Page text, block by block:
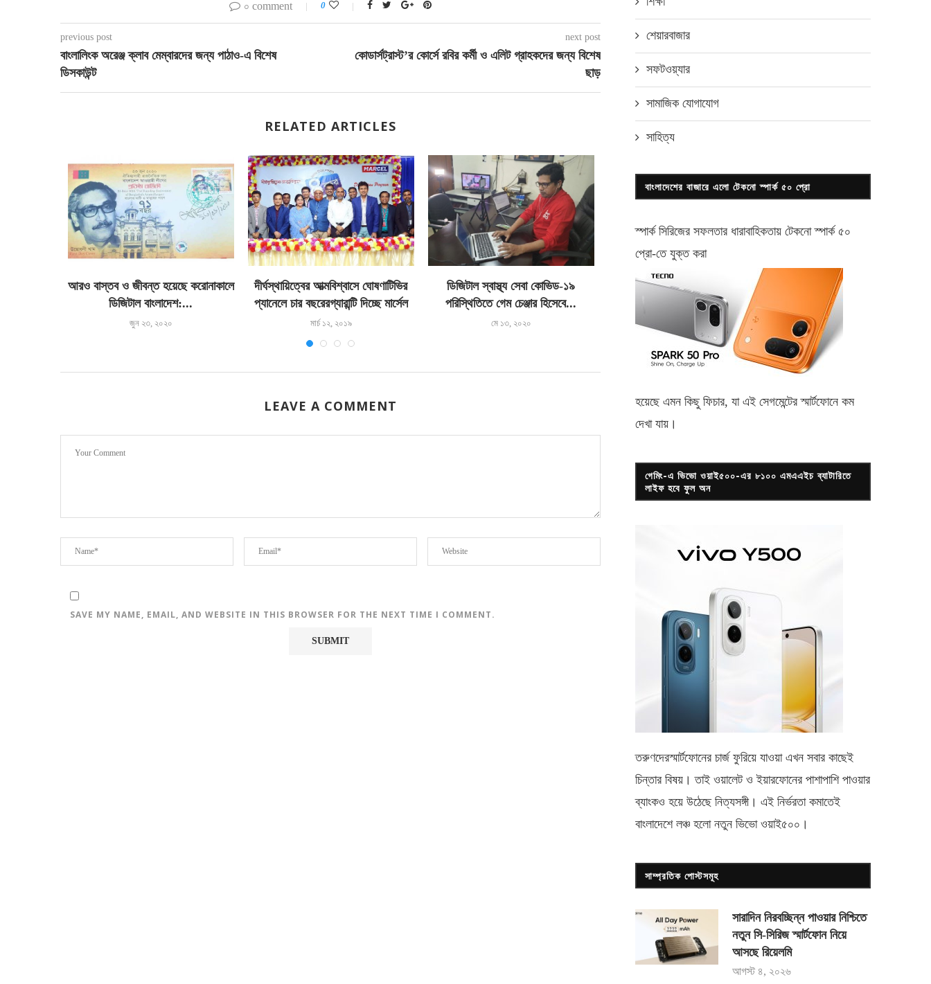
০ comment 0
previous post
বাংলালিংক অরেঞ্জ ক্লাব মেম্বারদের জন্য পাঠাও-এ বিশেষ
ডিসকাউন্ট
next post
কোডার্সট্রাস্ট’র কোর্সে রবির কর্মী ও এলিট গ্রাহকদের জন্য বিশেষ
ছাড়
RELATED ARTICLES
আরও বাস্তব ও জীবন্ত হয়েছে করোনাকালে
ডিজিটাল বাংলাদেশ:...
জুন ২৩, ২০২০
দীর্ঘস্থায়িত্বের আত্মবিশ্বাসে ঘোষণাটিভির
প্যানেলে চার বছরেরগ্যারান্টি দিচ্ছে মার্সেল
মার্চ ১২, ২০১৯
ডিজিটাল স্বাস্থ্য সেবা কোভিড-১৯
পরিস্থিতিতে গেম চেঞ্জার হিসেবে...
মে ১৩, ২০২০
ওয়ালটন ফ্রিজ কিনে মিলিয়নিয়ার হলেন
নাটোরের ইউপি সদস্য
সেপ্টেম্বর ২২, ২০১৯
ডেল টেকনোলজিস (DELL) এর
পার্টনার হলো ইজেনারেশন
LEAVE A COMMENT
SAVE MY NAME, EMAIL, AND WEBSITE IN THIS BROWSER FOR THE NEXT TIME I COMMENT.
শেয়ারবাজার
সফটওয়্যার
সামাজিক যোগাযোগ
সাহিত্য
বাংলাদেশের বাজারে এলো টেকনো স্পার্ক ৫০ প্রো
স্পার্ক সিরিজের সফলতার ধারাবাহিকতায় টেকনোস্পার্ক ৫০
প্রো-তে যুক্ত করা
হয়েছে এমন কিছু ফিচার, যা এই সেগমেন্টের স্মার্টফোনে কম
দেখা যায়।
গেমিং-এ ভিভো ওয়াই৫০০-এর ৮১০০ এমএএইচ ব্যাটারিতে
লাইফ হবে ফুল অন
তরুণদেরস্মার্টফোনের চার্জ ফুরিয়ে যাওয়া এখন সবার কাছেই
চিন্তার বিষয়। তাই ওয়ালেট ও ইয়ারফোনের পাশাপাশি পাওয়ার
ব্যাংকও হয়ে উঠেছে নিত্যসঙ্গী। এই নির্ভরতা কমাতেই
বাংলাদেশে লঞ্চ হলো নতুন ভিভো ওয়াই৫০০ ।
সাম্প্রতিক পোস্টসমূহ
সারাদিন নিরবচ্ছিন্ন পাওয়ার নিশ্চিতে
নতুন সি-সিরিজ স্মার্টফোন নিয়ে
আসছে রিয়েলমি
আগস্ট ৪, ২০২৬